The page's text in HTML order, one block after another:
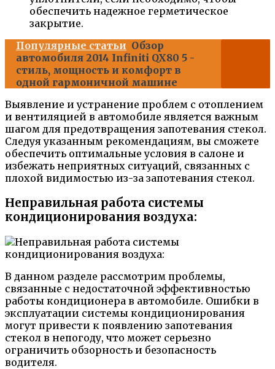
обеспечить надежное герметическое
закрытие.
Популярные статьи Обзор
автомобиля 2014 Infiniti QX80 5 -
стиль, мощность и комфорт в
одной гармоничной машине
Выявление и устранение проблем с отоплением
и вентиляцией в автомобиле является важным
шагом для предотвращения запотевания стекол.
Следуя указанным рекомендациям, вы сможете
обеспечить оптимальные условия в салоне и
избежать неприятных ситуаций, связанных с
плохой видимостью из-за запотевания стекол.
Неправильная работа системы
кондиционирования воздуха:
В данном разделе рассмотрим проблемы,
связанные с недостаточной эффективностью
работы кондиционера в автомобиле. Ошибки в
эксплуатации системы кондиционирования
могут привести к появлению запотевания
стекол в непогоду, что может серьезно
ограничить обзорность и безопасность
водителя.